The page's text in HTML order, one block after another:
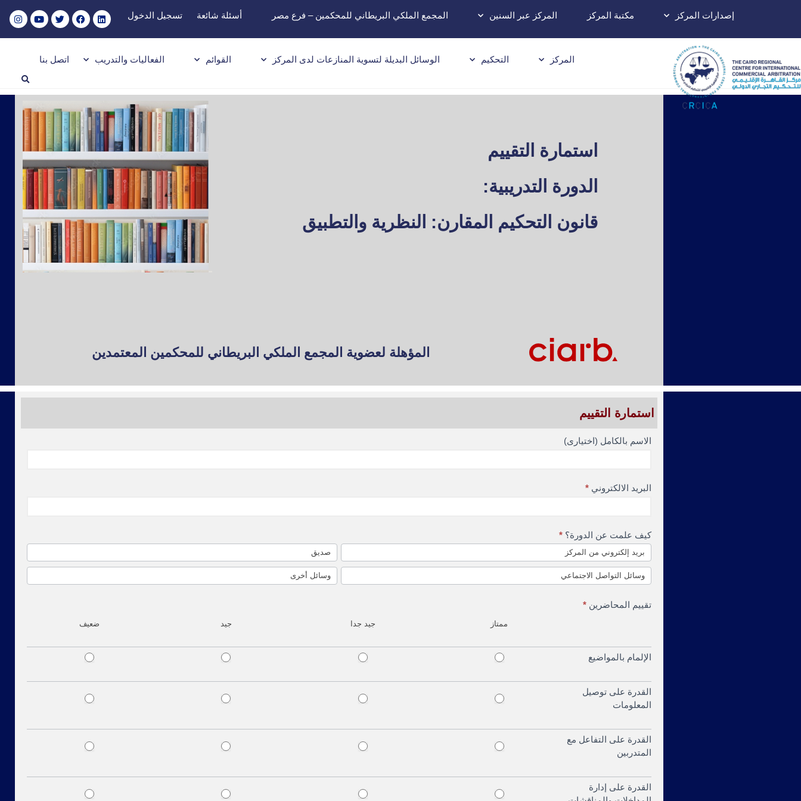
إصدارات المركز مكتبة المركز المركز عبر السنين المجمع الملكي البريطاني للمحكمين – فرع مصر أسئلة شائعة تسجيل الدخول
المركز التحكيم الوسائل البديلة لتسوية المنازعات لدى المركز القوائم الفعاليات والتدريب اتصل بنا
استمارة التقييم
الدورة التدريبية:
قانون التحكيم المقارن: النظرية والتطبيق
المؤهلة لعضوية المجمع الملكي البريطاني للمحكمين المعتمدين
استمارة التقييم
استمارة
التدريبية
النظرية
والتطبيق
الاسم بالكامل (اختيارى)
البريد الالكتروني*
كيف علمت عن الدورة؟*
بريد إلكتروني من المركز صديق
وسائل التواصل الاجتماعي
وسائل أخرى
تقييم المحاضرين*
ممتاز جيد جدا جيد ضعيف
الإلمام بالمواضيع
القدرة على توصيل
المعلومات
القدرة على التفاعل مع
المتدربين
القدرة على إدارة